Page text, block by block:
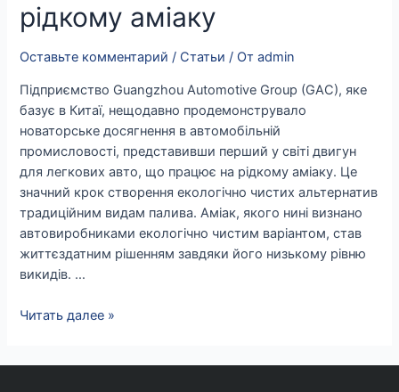
рідкому аміаку
Оставьте комментарий / Статьи / Отadmin
Підприємство Guangzhou Automotive Group (GAC), яке
базує в Китаї, нещодавно продемонструвало
новаторське досягнення в автомобільній
промисловості, представивши перший у світі двигун
для легкових авто, що працює на рідкому аміаку. Це
значний крок створення екологічно чистих альтернатив
традиційним видам палива. Аміак, якого нині визнано
автовиробниками екологічно чистим варіантом, став
життєздатним рішенням завдяки його низькому рівню
викидів. …
рідкому
Читать далее »